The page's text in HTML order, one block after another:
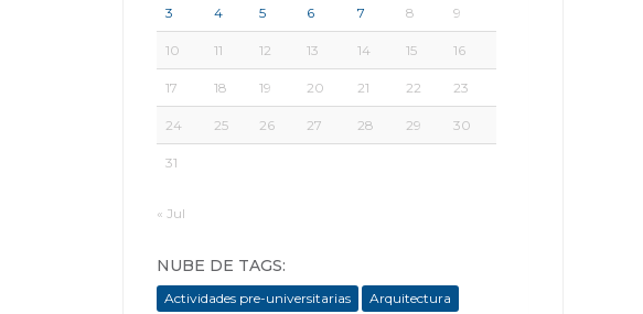
3 4 5 6 7 8 9
10 11 12 13 14 15 16
17 18 19 20 21 22 23
24 25 26 27 28 29 30
31
« Jul
NUBE DE TAGS:
Actividades pre-universitarias
Arquitectura